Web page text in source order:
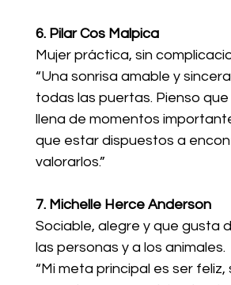
6. Pilar Cos Malpica
Mujer práctica, sin
“Una sonrisa amable y
todas las puertas. Pienso
llena de momentos
que estar dispuestos a
valorarlos.”
7. Michelle Herce Anderson
Sociable, alegre y que gusta
las personas y a los animales.
“Mi meta principal es ser